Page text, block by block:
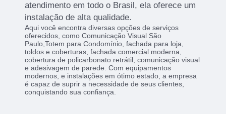
atendimento em todo o Brasil, ela oferece um
instalação de alta qualidade.
Aqui você encontra diversas opções de serviços
oferecidos, como Comunicação Visual São
Paulo,Totem para Condomínio, fachada para loja,
toldos e coberturas, fachada comercial moderna,
cobertura de policarbonato retrátil, comunicação visual
e adesivagem de parede. Com equipamentos
modernos, e instalações em ótimo estado, a empresa
é capaz de suprir a necessidade de seus clientes,
conquistando sua confiança.